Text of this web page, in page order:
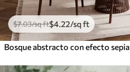
$7.03/sq ft$4 .22/sq ft
Bosque abstracto con efecto sepia